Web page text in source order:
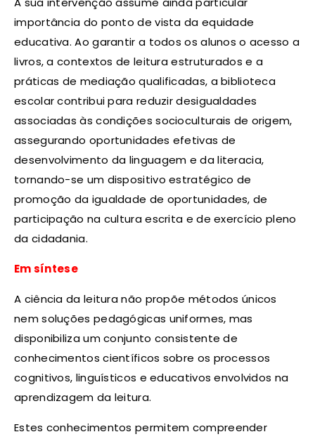
importância do ponto de vista da equidade
educativa. Ao garantir a todos os alunos o acesso a
livros, a contextos de leitura estruturados e a
práticas de mediação qualificadas, a biblioteca
escolar contribui para reduzir desigualdades
associadas às condições socioculturais de origem,
assegurando oportunidades efetivas de
desenvolvimento da linguagem e da literacia,
tornando-se um dispositivo estratégico de
promoção da igualdade de oportunidades, de
participação na cultura escrita e de exercício pleno
da cidadania.
Em síntese
A ciência da leitura não propõe métodos únicos
nem soluções pedagógicas uniformes, mas
disponibiliza um conjunto consistente de
conhecimentos científicos sobre os processos
cognitivos, linguísticos e educativos envolvidos na
aprendizagem da leitura.
Estes conhecimentos permitem compreender